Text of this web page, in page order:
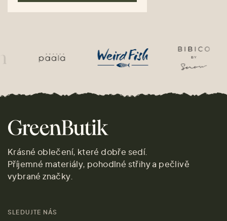
Krásné oblečení, které dobře sedí.
Příjemné materiály, pohodlné střihy a pečlivě
vybrané značky.
SLEDUJTE NÁS